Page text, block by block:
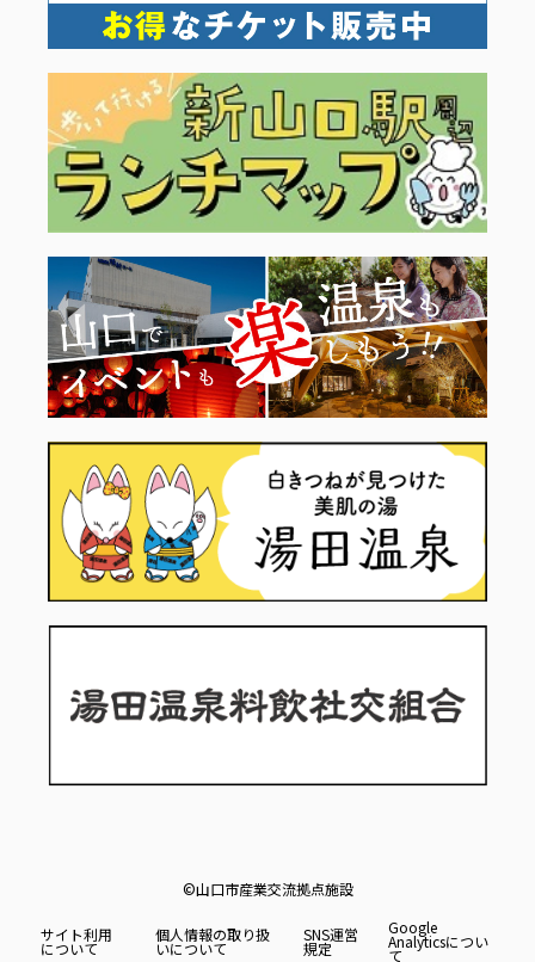
©山口市産業交流拠点施設
サイト利用
について
個人情報の取り扱
いについて
SNS運営
規定
Google
Analyticsについ
て